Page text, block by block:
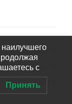
публикации
Карта сайта
с
Принять